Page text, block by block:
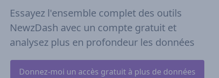
Essayez l'ensemble complet des outils
NewzDash avec un compte gratuit et
analysez plus en profondeur les données
Donnez-moi un accès gratuit à plus de données